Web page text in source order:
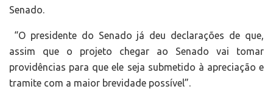
Senado.
“O presidente do Senado já deu declarações de que,
assim que o projeto chegar ao Senado vai tomar
providências para que ele seja submetido à apreciação e
tramite com a maior brevidade possível”.